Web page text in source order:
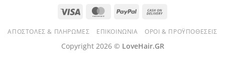
Επιτακτική
Καλοκαίρι
Αντιμετώπιση
Χρήσιμες
Visa MasterCardPayPal
Delivery
ΑΠΟΣΤΟΛΈΣ & ΠΛΗΡΩΜΈΣ ΕΠΙΚΟΙΝΩΝΊΑ ΌΡΟΙ & ΠΡΟΫΠΟΘΈΣΕΙΣ
Copyright 2026 © LoveHair.GR